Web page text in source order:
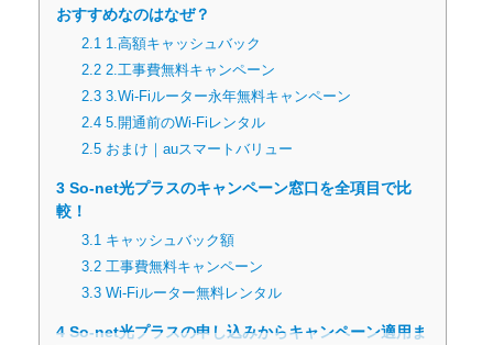
おすすめなのはなぜ？
2.11.高額キャッシュバック
2.22.工事費無料キャンペーン
2.33.Wi-Fiルーター永年無料キャンペーン
2.45.開通前のWi-Fiレンタル
2.5おまけ｜auスマートバリュー
3 So-net光プラスのキャンペーン窓口を全項目で比
較！
3.1キャッシュバック額
3.2工事費無料キャンペーン
3.3Wi-Fiルーター無料レンタル
4 So-net光プラスの申し込みからキャンペーン適用ま